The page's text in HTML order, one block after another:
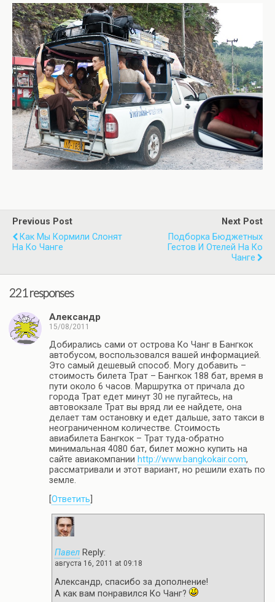
Previous Post
Как Мы Кормили Слонят
На Ко Чанге
Next Post
Подборка Бюджетных
Гестов И Отелей На Ко
Чанге
221 responses
Александр
15/08/2011
Добирались сами от острова Ко Чанг в Бангкок
автобусом, воспользовался вашей информацией.
Это самый дешевый способ. Могу добавить –
стоимость билета Трат – Бангкок 188 бат, время в
пути около 6 часов. Маршрутка от причала до
города Трат едет минут 30 не пугайтесь, на
автовокзале Трат вы вряд ли ее найдете, она
делает там остановку и едет дальше, зато такси в
неограниченном количестве. Стоимость
авиабилета Бангкок – Трат туда-обратно
минимальная 4080 бат, билет можно купить на
сайте авиакомпании http://www.bangkokair.com,
рассматривали и этот вариант, но решили ехать по
земле.
Ответить
Павел Reply:
августа 16, 2011 at 09:18
Александр, спасибо за дополнение!
А как вам понравился Ко Чанг?